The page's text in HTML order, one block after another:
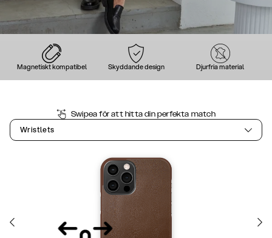
Magnetiskt kompatibel Skyddande design Djurfria material
Swipea för att hitta din perfekta match
Wristlets